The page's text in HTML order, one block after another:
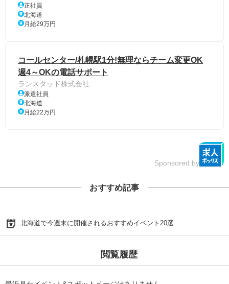
正社員
北海道
月給29万円
コールセンター/札幌駅1分!無理ならチーム変更OK
週4～OKの電話サポート
ランスタッド株式会社
派遣社員
北海道
月給22万円
Sponsored by
おすすめ記事
北海道で今週末に開催されるおすすめイベント20選
閲覧履歴